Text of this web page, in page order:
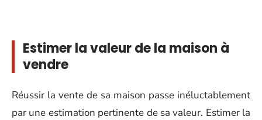
Estimer la valeur de la maison à
vendre
Réussir la vente de sa maison passe inéluctablement
par une estimation pertinente de sa valeur. Estimer la